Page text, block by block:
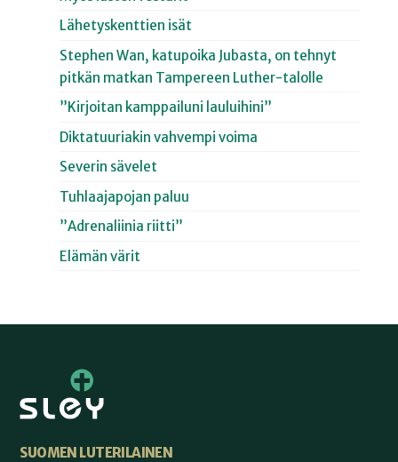
Lähetyskenttien isät
Stephen Wan, katupoika Jubasta, on tehnyt
pitkän matkan Tampereen Luther-talolle
”Kirjoitan kamppailuni lauluihini”
Diktatuuriakin vahvempi voima
Severin sävelet
Tuhlaajapojan paluu
”Adrenaliinia riitti”
Elämän värit
SUOMEN LUTERILAINEN